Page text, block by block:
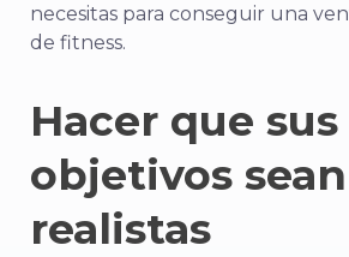
necesitas para conseguir una
de fitness.
Hacer que sus
objetivos sean
realistas